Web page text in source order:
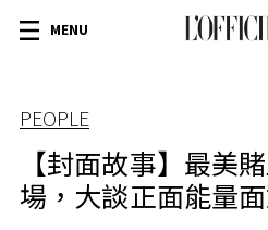
MENU
PEOPLE
【封面故事】最美
場，大談正面能量